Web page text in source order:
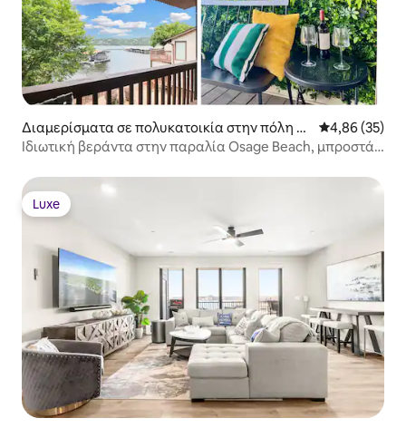
Διαμερίσματα σε πολυκατοικία στην πόλη O
sage Beach
Μέση
4,86 (35)
Ιδιωτική βεράντα στην παραλία Osage Beach, μπροστά
Luxe
Luxe